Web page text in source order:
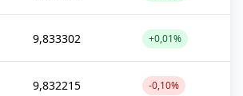
9,833302 +0,01%
9,832215 -0,10%